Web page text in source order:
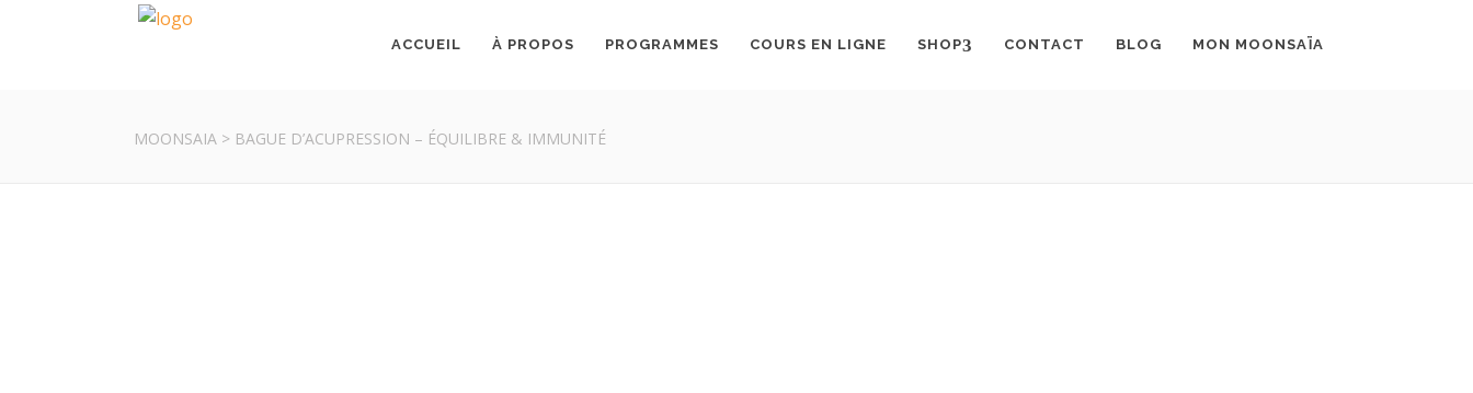
ACCUEIL À PROPOS PROGRAMMES COURS EN LIGNE SHOP CONTACT BLOG MON MOONSAÏA
MOONSAIA > BAGUE D’ACUPRESSION – ÉQUILIBRE & IMMUNITÉ